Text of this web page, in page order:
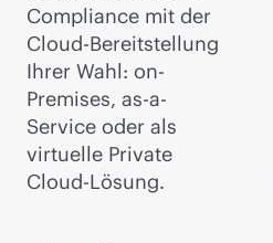
Compliance mit der
Cloud-Bereitstellung
Ihrer Wahl: on-
Premises, as-a-
Service oder als
virtuelle Private
Cloud-Lösung.